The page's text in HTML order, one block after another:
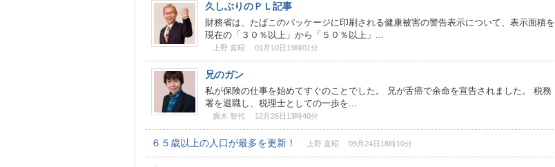
久しぶりのＰＬ記事
財務省は、たばこのパッケージに印刷される健康被害の警告表示について、表示面積を
現在の「３０％以上」から「５０％以上」...
上野 直昭 01月10日19時01分
兄のガン
私が保険の仕事を始めてすぐのことでした。 兄が舌癌で余命を宣告されました。 税務
署を退職し、税理士としての一歩を...
廣木 智代 12月26日13時40分
６５歳以上の人口が最多を更新！ 上野 直昭 09月24日18時10分